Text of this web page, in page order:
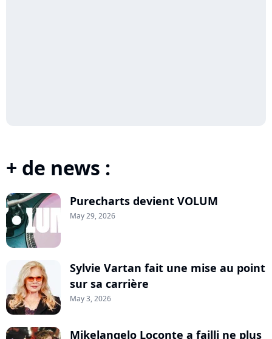
+ de news :
Purecharts devient VOLUM
May 29, 2026
Sylvie Vartan fait une mise au point
sur sa carrière
May 3, 2026
Mikelangelo Loconte a failli ne plus